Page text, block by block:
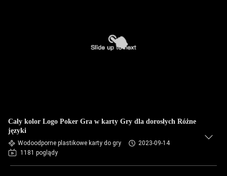
Cały kolor Logo Poker Gra w karty Gry dla dorosłych Różne
języki
Wodoodporne plastikowe karty do gry
2023-09-14
1181 poglądy